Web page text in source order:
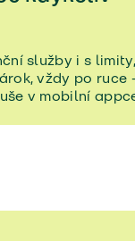
služby i s
vždy po ruce
v mobilní